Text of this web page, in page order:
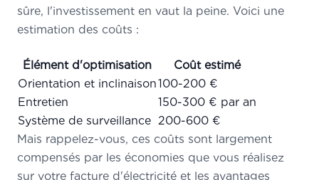
sûre, l'investissement en vaut la peine. Voici une
estimation des coûts :
Élément d'optimisation
Coût estimé
Orientation et inclinaison100-200 €
Entretien
150-300 € par an
Système de surveillance 200-600 €
Mais rappelez-vous, ces coûts sont largement
compensés par les économies que vous réalisez
sur votre facture d'électricité et les avantages